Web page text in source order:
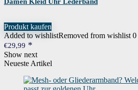
Produkt kaufen
Added to wishlistRemoved from wishlist 0
€29,99
Show next
Neueste Artikel